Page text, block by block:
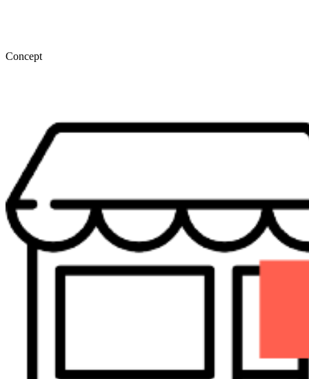
Concept